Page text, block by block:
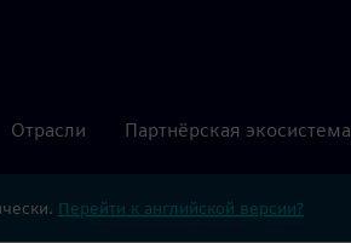
Отрасли Партнёрская экосистема
Перейти к английской версии?